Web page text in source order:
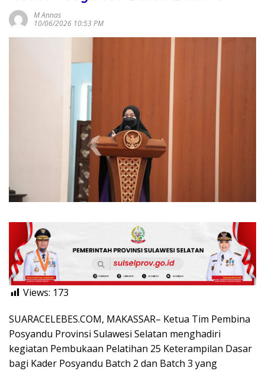
M Annas
10/06/2026 10:53 PM
Views: 173
SUARACELEBES.COM, MAKASSAR– Ketua Tim Pembina
Posyandu Provinsi Sulawesi Selatan menghadiri
kegiatan Pembukaan Pelatihan 25 Keterampilan Dasar
bagi Kader Posyandu Batch 2 dan Batch 3 yang